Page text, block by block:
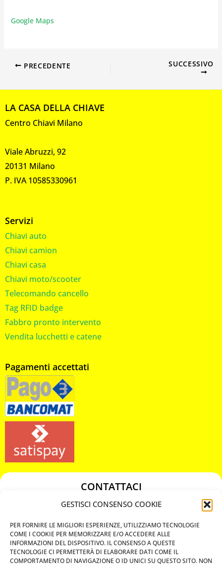
GESTISCI CONSENSO COOKIE
PER FORNIRE LE MIGLIORI ESPERIENZE, UTILIZZIAMO TECNOLOGIE
COME I COOKIE PER MEMORIZZARE E/O ACCEDERE ALLE
INFORMAZIONI DEL DISPOSITIVO. IL CONSENSO A QUESTE
TECNOLOGIE CI PERMETTERÀ DI ELABORARE DATI COME IL
COMPORTAMENTO DI NAVIGAZIONE O ID UNICI SU QUESTO SITO. NON
Google Maps
PRECEDENTE SUCCESSIVO
LA CASA DELLA CHIAVE
Centro Chiavi Milano
Viale Abruzzi, 92
20131 Milano
P. IVA 10585330961
Servizi
Chiavi auto
Chiavi camion
Chiavi casa
Chiavi moto/scooter
Telecomando cancello
Tag RFID badge
Fabbro pronto intervento
Vendita lucchetti e catene
Pagamenti accettati
CONTATTACI
349 3863811
chiavicodificate@gmail.com
Privacy Policy